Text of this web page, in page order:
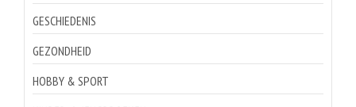
GESCHIEDENIS
GEZONDHEID
HOBBY & SPORT